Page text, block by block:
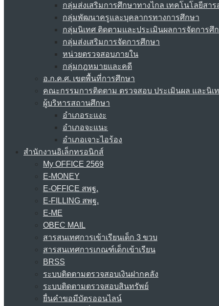
กลุ่มส่งเสริมการศึกษาทางไกล เทคโนโลยีสา
กลุ่มพัฒนาครูและบุคลากรทางการศึกษา
กลุ่มนิเทศ ติดตามและประเมินผลการจัดการศึ
กลุ่มส่งเสริมการจัดการศึกษา
หน่วยตรวจสอบภายใน
กลุ่มกฎหมายและคดี
อ.ก.ค.ศ. เขตพื้นที่การศึกษา
คณะกรรมการติดตาม ตรวจสอบ ประเมินผล และนิเ
ผู้บริหารสถานศึกษา
อำเภอระแงะ
อำเภอจะแนะ
อำเภอเจาะไอร้อง
สำนักงานอิเล็กทรอนิกส์
My OFFICE 2569
E-MONEY
E-OFFICE สพฐ.
E-FILLING สพฐ.
E-ME
OBEC MAIL
สารสนเทศการเข้าเรียนเด็ก 3 ขวบ
สารสนเทศการเกณฑ์เด็กเข้าเรียน
BRSS
ระบบติดตามตรวจสอบเงินฝากคลัง
ระบบติดตามตรวจสอบสินทรัพย์
ยื่นคำขอมีบัตรออนไลน์